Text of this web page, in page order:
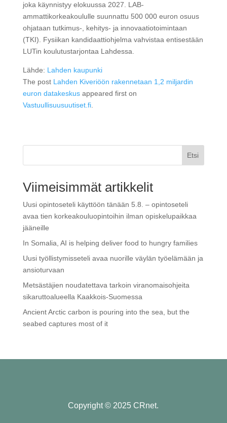
joka käynnistyy elokuussa 2027. LAB-
ammattikorkeakoululle suunnattu 500 000 euron osuus
ohjataan tutkimus-, kehitys- ja innovaatiotoimintaan
(TKI). Fysiikan kandidaattiohjelma vahvistaa entisestään
LUTin koulutustarjontaa Lahdessa.
Lähde: Lahden kaupunki
The post Lahden Kiveriöön rakennetaan 1,2 miljardin
euron datakeskusappeared first on
Vastuullisuusuutiset.fi.
Etsi
Viimeisimmät artikkelit
Uusi opintoseteli käyttöön tänään 5.8. – opintoseteli
avaa tien korkeakouluopintoihin ilman opiskelupaikkaa
jääneille
In Somalia, AI is helping deliver food to hungry families
Uusi työllistymisseteli avaa nuorille väylän työelämään ja
ansioturvaan
Metsästäjien noudatettava tarkoin viranomaisohjeita
sikaruttoalueella Kaakkois-Suomessa
Ancient Arctic carbon is pouring into the sea, but the
seabed captures most of it
Copyright © 2025 CRnet.